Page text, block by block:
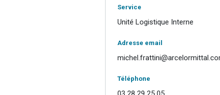
Service
Unité Logistique Interne
Adresse email
Téléphone